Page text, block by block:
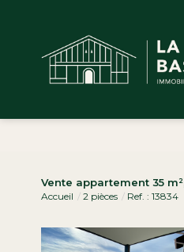
Vente appartement 35
Accueil 2 pièces Ref. : 13834